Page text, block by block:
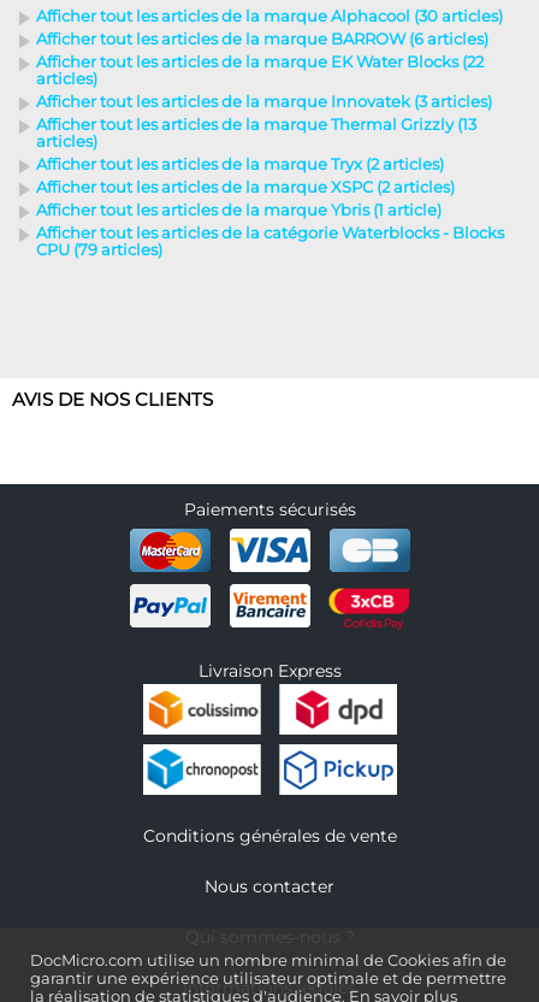
DocMicro.com utilise un nombre minimal de Cookies afin de
garantir une expérience utilisateur optimale et de permettre
la réalisation de statistiques d'audience. En savoir plus
Afficher tout les articles de la marque Alphacool (30 articles)
Afficher tout les articles de la marque BARROW (6 articles)
Afficher tout les articles de la marque EK Water Blocks (22
articles)
Afficher tout les articles de la marque Innovatek (3 articles)
Afficher tout les articles de la marque Thermal Grizzly (13
articles)
Afficher tout les articles de la marque Tryx (2 articles)
Afficher tout les articles de la marque XSPC (2 articles)
Afficher tout les articles de la marque Ybris (1 article)
Afficher tout les articles de la catégorie Waterblocks - Blocks
CPU (79 articles)
AVIS DE NOS CLIENTS
Paiements sécurisés
Livraison Express
Conditions générales de vente
Nous contacter
Informations légales